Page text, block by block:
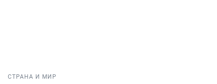
СТРАНА И МИР